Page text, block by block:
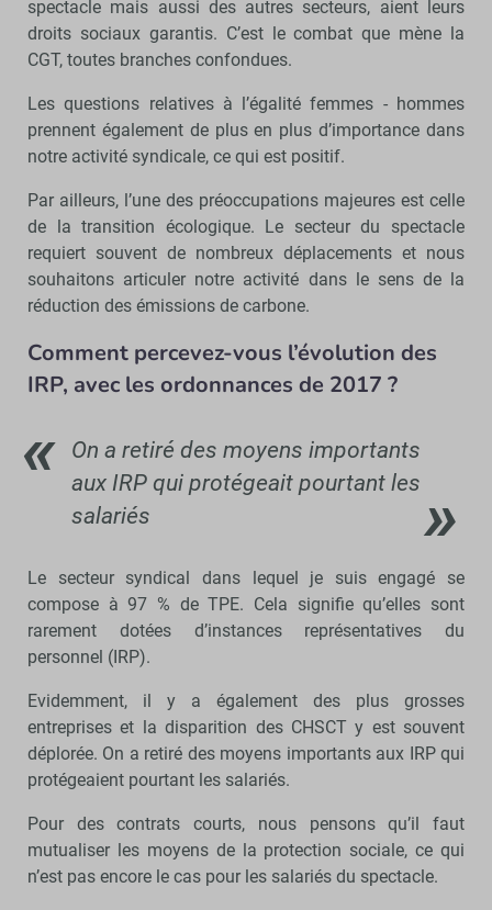
spectacle mais aussi des autres secteurs, aient leurs
droits sociaux garantis. C’est le combat que mène la
CGT, toutes branches confondues.
Les questions relatives à l’égalité femmes - hommes
prennent également de plus en plus d’importance dans
notre activité syndicale, ce qui est positif.
Par ailleurs, l’une des préoccupations majeures est celle
de la transition écologique. Le secteur du spectacle
requiert souvent de nombreux déplacements et nous
souhaitons articuler notre activité dans le sens de la
réduction des émissions de carbone.
Comment percevez-vous l’évolution des
IRP, avec les ordonnances de 2017 ?
On a retiré des moyens importants
aux IRP qui protégeait pourtant les
salariés
Le secteur syndical dans lequel je suis engagé se
compose à 97 % de TPE. Cela signifie qu’elles sont
rarement dotées d’instances représentatives du
personnel (IRP).
Evidemment, il y a également des plus grosses
entreprises et la disparition des CHSCT y est souvent
déplorée. On a retiré des moyens importants aux IRP qui
protégeaient pourtant les salariés.
Pour des contrats courts, nous pensons qu’il faut
mutualiser les moyens de la protection sociale, ce qui
n’est pas encore le cas pour les salariés du spectacle.